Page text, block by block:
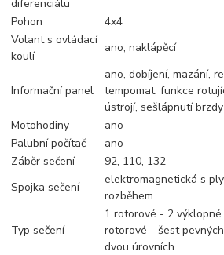
diferenciálu
Pohon
4x4
Volant s ovládací
koulí
ano, naklápěcí
Informační panel
ano, dobíjení, mazání,
tempomat, funkce
ústrojí, sešlápnutí brzdy
Motohodiny
ano
Palubní počítač
ano
Záběr sečení
92, 110, 132
Spojka sečení
elektromagnetická s
rozběhem
Typ sečení
1 rotorové - 2 výklopné
rotorové - šest
dvou úrovních